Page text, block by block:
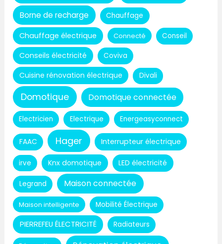
Borne de recharge Chauffage
Chauffage électrique Connecté Conseil
Conseils électricité Coviva
Cuisine rénovation électrique Divali
Domotique Domotique connectée
Electricien Electrique Energeasyconnect
FAAC Hager Interrupteur électrique
irve Knx domotique LED électricité
Legrand Maison connectée
Maison intelligente Mobilité Électrique
PIERREFEU ÉLECTRICITÉ Radiateurs